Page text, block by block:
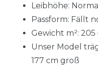
Leibhöhe: Normal
Passform: Fällt
Gewicht m²: 205
Unser Model
177 cm groß